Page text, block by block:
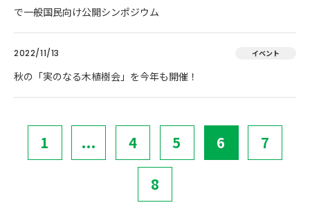
で一般国民向け公開シンポジウム
2022/11/13 イベント
秋の「実のなる木植樹会」を今年も開催！
1 ... 4 5 6 7
8